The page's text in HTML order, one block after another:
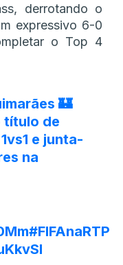
derrotando o
expressivo 6-0
o Top 4
🏰
título de
e junta-
na
#FIFAnaRTP